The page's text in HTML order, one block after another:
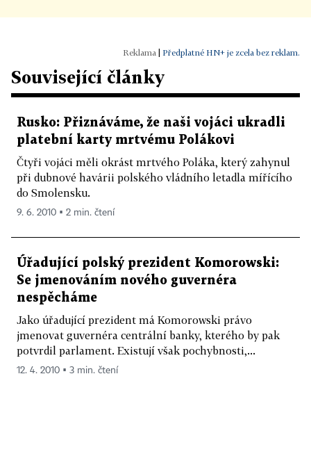
Předplatné HN+ je zcela bez reklam.
Související články
Rusko: Přiznáváme, že naši vojáci ukradli
platební karty mrtvému Polákovi
Čtyři vojáci měli okrást mrtvého Poláka, který zahynul
při dubnové havárii polského vládního letadla mířícího
do Smolensku.
9. 6. 2010 ▪ 2 min. čtení
Úřadující polský prezident Komorowski:
Se jmenováním nového guvernéra
nespěcháme
Jako úřadující prezident má Komorowski právo
jmenovat guvernéra centrální banky, kterého by pak
potvrdil parlament. Existují však pochybnosti,...
12. 4. 2010 ▪ 3 min. čtení